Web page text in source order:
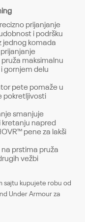
prijanjanje
i podršku
jednog komada
maksimalnu
gornjem delu
pete pomaže u
pokretljivosti
smanjuje
kretanju napred
pene za lakši
prstima pruža
vežbi
sajtu kupujete robu od
Under Armour za